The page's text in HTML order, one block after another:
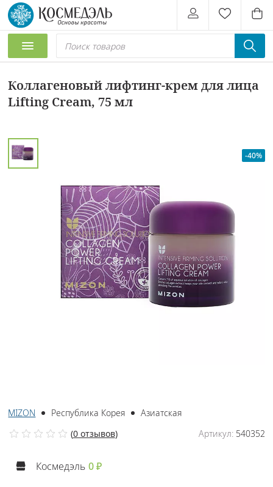
Коллагеновый лифтинг-крем для лица
Lifting Cream, 75 мл
-40%
MIZON Республика Корея
Азиатская
Артикул:540352
(0 отзывов)
Космедэль 0 ₽